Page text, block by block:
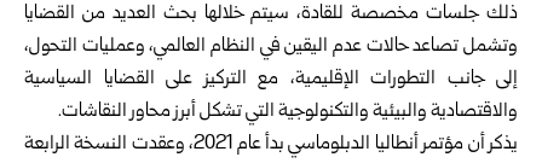
ذلك جلسات مخصصة للقادة، سيتم خلالها بحث العديد من القضايا
وتشمل تصاعد حالات عدم اليقين في النظام العالمي، وعمليات التحول،
إلى جانب التطورات الإقليمية، مع التركيز على القضايا السياسية
والاقتصادية والبيئية والتكنولوجية التي تشكل أبرز محاور النقاشات.
يذكر أن مؤتمر أنطاليا الدبلوماسي بدأ عام 2021، وعقدت النسخة الرابعة